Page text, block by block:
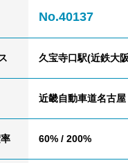
No.40137
久宝寺口駅(近鉄大
近畿自動車道名古
60% / 200%